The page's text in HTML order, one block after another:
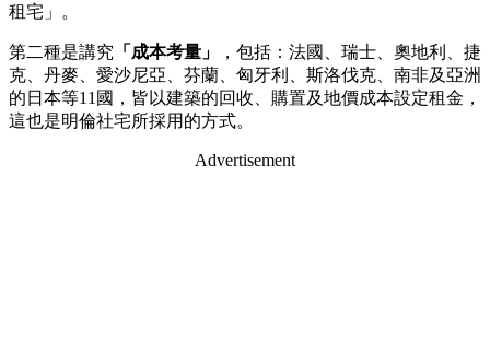
租宅」。
第二種是講究 「成本考量」
，包括：法國、瑞士、奧地利、捷
克、丹麥、愛沙尼亞、芬蘭、匈牙利、斯洛伐克、南非及亞洲
的日本等11國，皆以建築的回收、購置及地價成本設定租金，
這也是明倫社宅所採用的方式。
Advertisement